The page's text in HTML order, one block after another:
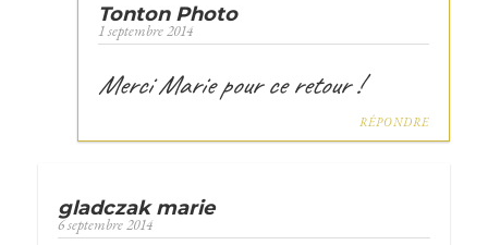
Tonton Photo
1 septembre 2014
Merci Marie pour ce retour !
RÉPONDRE
gladczak marie
6 septembre 2014